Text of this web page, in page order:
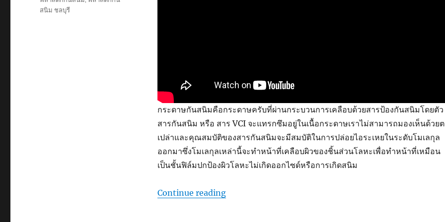
กระดาษกันสนิมคือกระดาษครับที่ผ่านกระบวนการเคลือบด้วยสารป้องกันสนิมโดยตัว
สารกันสนิม หรือ สาร VCI จะแทรกซึมอยู่ในเนื้อกระดาษเราไม่สามารถมองเห็นด้วย
เปล่าและคุณสมบัติของสารกันสนิมจะมีสมบัติในการปล่อยไอระเหยในระดับโมเลกุล
ออกมาซึ่งโมเลกุลเหล่านี้จะทำหน้าที่เคลือบผิวของชิ้นส่วนโลหะเพื่อทำหน้าที่เหมือน
เป็นชั้นฟิล์มปกป้องผิวโลหะไม่เกิดออกไซด์หรือการเกิดสนิม
Continue reading“กระดาษกันห่อป้องกันสนิม”
สนิม ชลบุรี